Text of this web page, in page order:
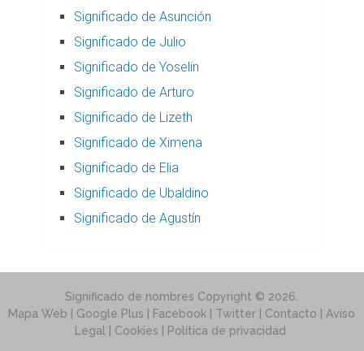
Significado de Asunción
Significado de Julio
Significado de Yoselin
Significado de Arturo
Significado de Lizeth
Significado de Ximena
Significado de Elia
Significado de Ubaldino
Significado de Agustín
Significado de nombres Copyright © 2026.
Mapa Web | Google Plus | Facebook | Twitter | Contacto
Aviso
Legal
Cookies Política de privacidad